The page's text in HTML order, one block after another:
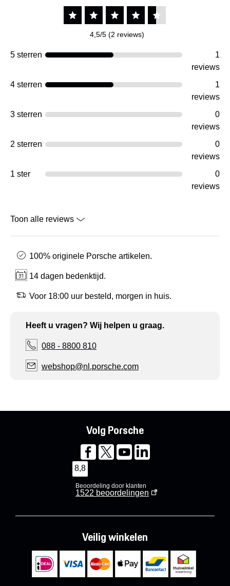
4,5/5 (2 reviews)
5 sterren
1
reviews
4 sterren
1
reviews
3 sterren
0
reviews
2 sterren
0
reviews
1 ster
0
reviews
Toon alle reviews
100% originele Porsche artikelen.
14 dagen bedenktijd.
Voor 18:00 uur besteld, morgen in huis.
Heeft u vragen? Wij helpen u graag.
088 - 8800 810
webshop@nl.porsche.com
Volg Porsche
8,8
Beoordeling door klanten
1522 beoordelingen
Veilig winkelen